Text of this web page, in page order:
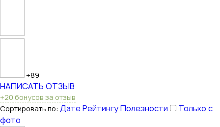
+89
НАПИСАТЬ ОТЗЫВ
+20 бонусов за отзыв
Сортировать по: ДатеРейтингуПолезности
Только с
фото